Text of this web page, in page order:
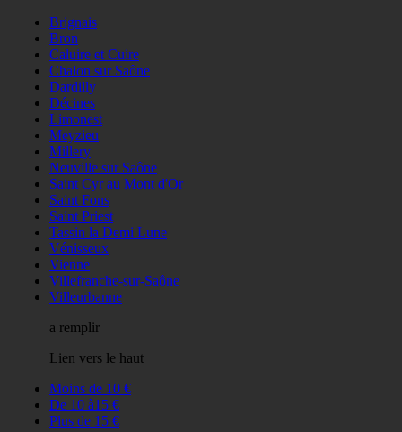
Brignais
Bron
Caluire et Cuire
Chalon sur Saône
Dardilly
Décines
Limonest
Meyzieu
Millery
Neuville sur Saône
Saint Cyr au Mont d'Or
Saint Fons
Saint Priest
Tassin la Demi Lune
Vénisseux
Vienne
Villefranche-sur-Saône
Villeurbanne
a remplir
Lien vers le haut
Moins de 10 €
De 10 à15 €
Plus de 15 €